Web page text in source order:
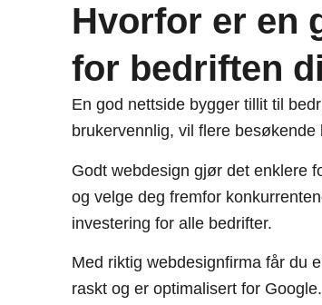
Hvorfor er en
for bedriften
En god nettside bygger tillit til
brukervennlig, vil flere
Godt webdesign gjør det enklere
og velge deg fremfor
investering for alle bedrifter.
Med riktig webdesignfirma får du
raskt og er optimalisert for